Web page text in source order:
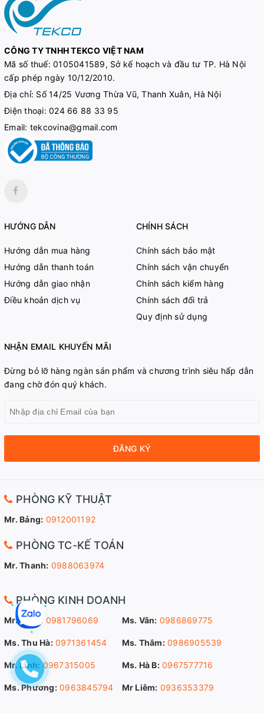
CÔNG TY TNHH TEKCO VIỆT NAM
Mã số thuế: 0105041589, Sở kế hoạch và đầu tư TP. Hà Nội
cấp phép ngày 10/12/2010.
Địa chỉ: Số 14/25 Vương Thừa Vũ, Thanh Xuân, Hà Nội
Điện thoại: 024 66 88 33 95
Email: tekcovina@gmail.com
HƯỚNG DẪN
Hướng dẫn mua hàng
Hướng dẫn thanh toán
Hướng dẫn giao nhận
Điều khoản dịch vụ
CHÍNH SÁCH
Chính sách bảo mật
Chính sách vận chuyển
Chính sách kiểm hàng
Chính sách đổi trả
Quy định sử dụng
NHẬN EMAIL KHUYẾN MÃI
Đừng bỏ lỡ hàng ngàn sản phẩm và chương trình siêu hấp dẫn
đang chờ đón quý khách.
ĐĂNG KÝ
PHÒNG KỸ THUẬT
Mr. Bảng: 0912001192
PHÒNG TC-KẾ TOÁN
Mr. Thanh: 0988063974
PHÒNG KINH DOANH
Mr. Sang: 0981796069 Ms. Vân: 0986869775
Ms. Thu Hà: 0971361454 Ms. Thắm: 0986905539
Mr. Linh: 0967315005 Ms. Hà B: 0967577716
Ms. Phương: 0963845794 Mr Liêm: 0936353379